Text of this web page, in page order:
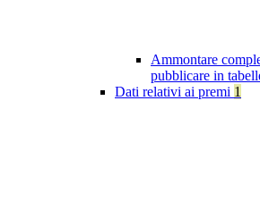
Ammontare
pubblicare in
Dati relativi ai premi 1